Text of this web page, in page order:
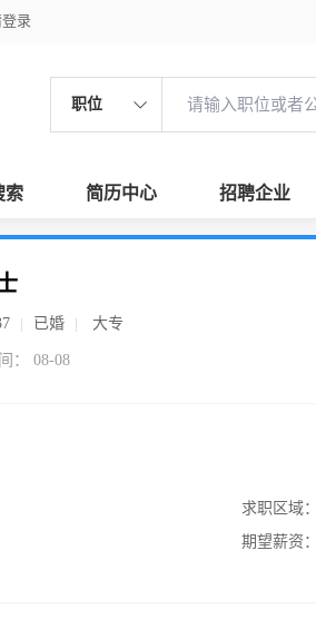
录
职位
索 简历中心 招聘企业
已婚 大专
： 08-08
求职区域：
期望薪资：